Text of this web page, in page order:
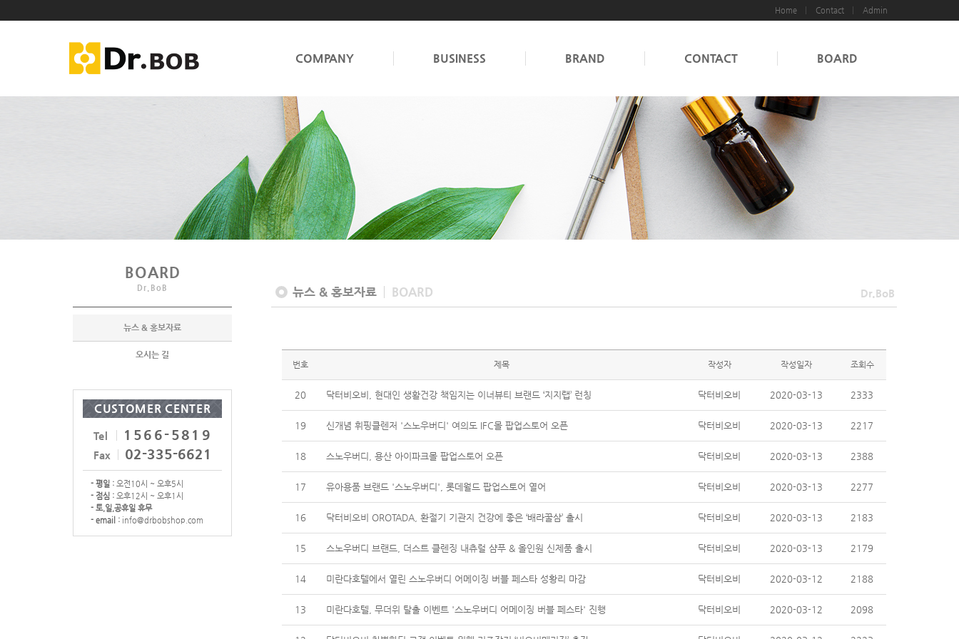
Home Contact Admin
COMPANY BUSINESS BRAND CONTACT BOARD
BOARD
Dr.BoB
뉴스 & 홍보자료
오시는 길
CUSTOMER CENTER
Tel 1566-5819
Fax 02-335-6621
- 평일 : 오전10시 ~ 오후5시
- 점심 : 오후12시 ~ 오후1시
- 토,일,공휴일 휴무
- email : info@drbobshop.com
뉴스 & 홍보자료 BOARD Dr.BoB
번호 제목 작성자 작성일자 조회수
20 닥터비오비, 현대인 생활건강 책임지는 이너뷰티 브랜드 ‘지지랩’ 런칭 닥터비오비 2020-03-13 2333
19 신개념 휘핑클렌저 '스노우버디' 여의도 IFC몰 팝업스토어 오픈 닥터비오비 2020-03-13 2217
18 스노우버디, 용산 아이파크몰 팝업스토어 오픈 닥터비오비 2020-03-13 2388
17 유아용품 브랜드 '스노우버디', 롯데월드 팝업스토어 열어 닥터비오비 2020-03-13 2277
16 닥터비오비 OROTADA, 환절기 기관지 건강에 좋은 ‘배라꿀삼’ 출시 닥터비오비 2020-03-13 2183
15 스노우버디 브랜드, 더스트 클렌징 내츄럴 샴푸 & 올인원 신제품 출시 닥터비오비 2020-03-13 2179
14 미란다호텔에서 열린 스노우버디 어메이징 버블 페스타 성황리 마감 닥터비오비 2020-03-12 2188
13 미란다호텔, 무더위 탈출 이벤트 '스노우버디 어메이징 버블 페스타' 진행 닥터비오비 2020-03-12 2098